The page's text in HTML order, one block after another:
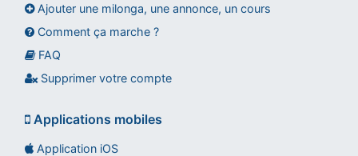
Ajouter une milonga, une annonce, un cours
Comment ça marche ?
FAQ
Supprimer votre compte
Applications mobiles
Application iOS
Assistant tango-argentin.fr
Questions sur les milongas, cours et stages